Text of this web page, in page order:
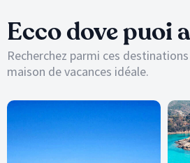
Ecco dove puoi
Recherchez parmi ces
maison de vacances idéale.